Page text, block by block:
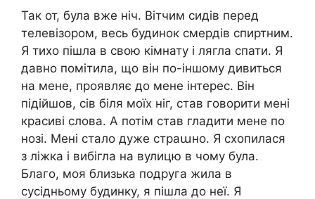
Так от, була вже ніч. Вітчим сидів перед
телевізором, весь будинок смердів спиртним.
Я тихо пішла в свою кімнату і лягла спати. Я
давно помітила, що він по-іншому дивиться
на мене, проявляє до мене інтерес. Він
підійшов, сів біля моїх ніг, став говорити мені
красиві слова. А потім став гладити мене по
нозі. Мені стало дуже страաно. Я схопилася
з ліжка і вибігла на вулицю в чому була.
Благо, моя близька подруга жила в
сусідньому будинку, я пішла до неї. Я